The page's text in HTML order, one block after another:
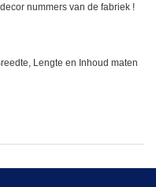
nummers van de fabriek !
Lengte en Inhoud maten